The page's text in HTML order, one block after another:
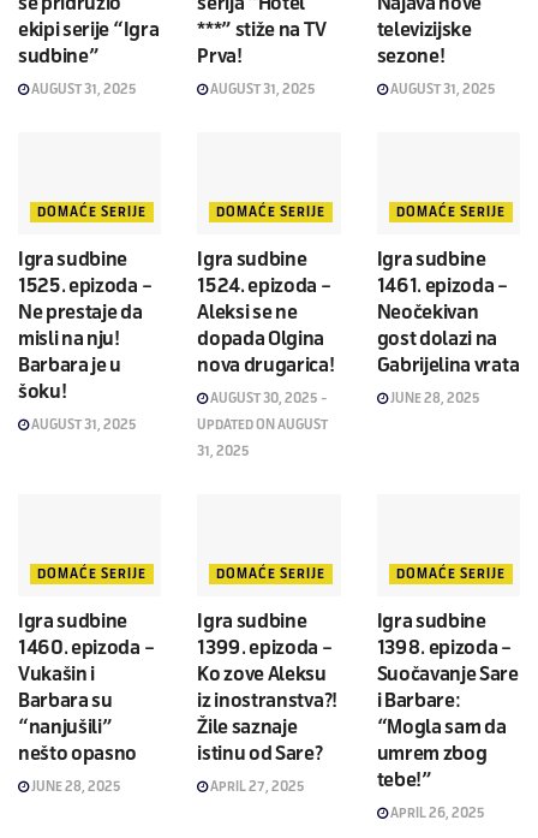
ekipi serije “Igra
sudbine”
AUGUST 31, 2025
***” stiže na TV
Prva!
AUGUST 31, 2025
televizijske
sezone!
AUGUST 31, 2025
DOMAĆE SERIJE
Igra sudbine
1525. epizoda –
Ne prestaje da
misli na nju!
Barbara je u
šoku!
AUGUST 31, 2025
DOMAĆE SERIJE
Igra sudbine
1524. epizoda –
Aleksi se ne
dopada Olgina
nova drugarica!
AUGUST 30, 2025 -
UPDATED ON AUGUST
31, 2025
DOMAĆE SERIJE
Igra sudbine
1461. epizoda –
Neočekivan
gost dolazi na
Gabrijelina vrata
JUNE 28, 2025
DOMAĆE SERIJE
Igra sudbine
1460. epizoda –
Vukašin i
Barbara su
“nanjušili”
nešto opasno
JUNE 28, 2025
DOMAĆE SERIJE
Igra sudbine
1399. epizoda –
Ko zove Aleksu
iz inostranstva?!
Žile saznaje
istinu od Sare?
APRIL 27, 2025
DOMAĆE SERIJE
Igra sudbine
1398. epizoda –
Suočavanje Sare
i Barbare:
“Mogla sam da
umrem zbog
tebe!”
APRIL 26, 2025